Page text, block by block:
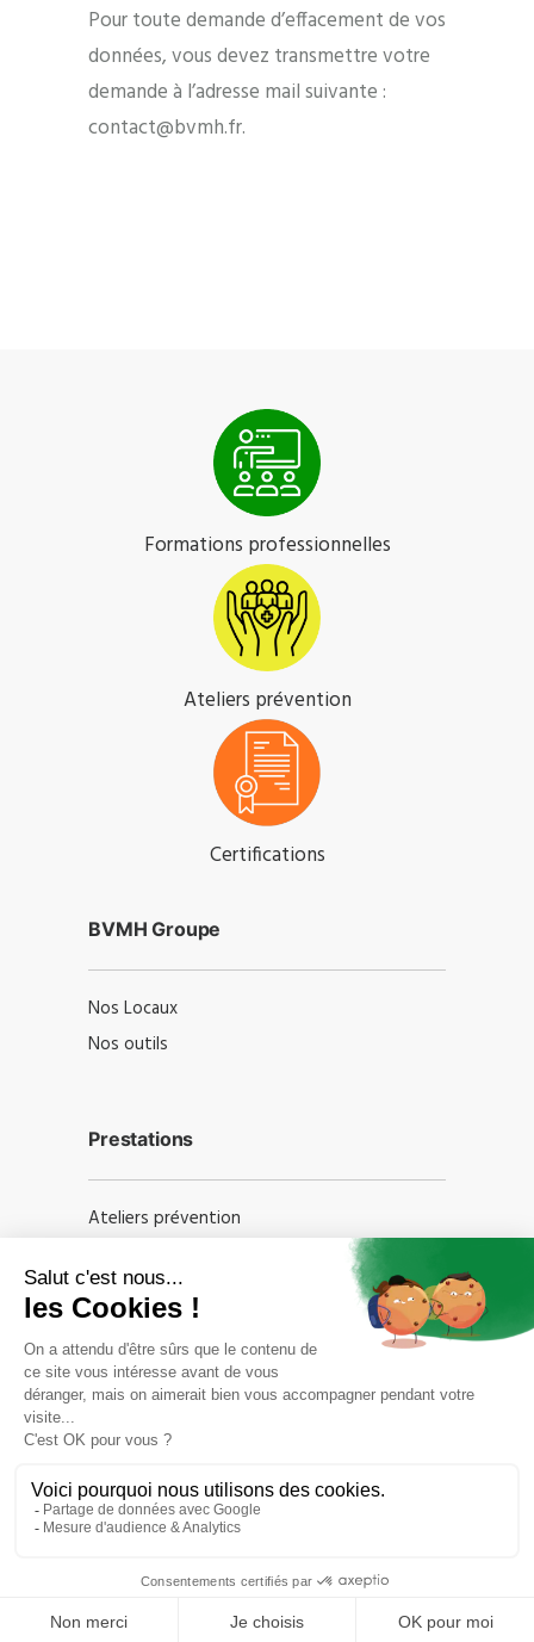
Pour toute demande d’effacement de vos
données, vous devez transmettre votre
demande à l’adresse mail suivante :
contact@bvmh.fr.
Formations professionnelles
Ateliers prévention
Certifications
BVMH Groupe
Nos Locaux
Nos outils
Prestations
Ateliers prévention
Audits
Informations
Politique de confidentialité
Informations Légales
Conditions Générales de Vente